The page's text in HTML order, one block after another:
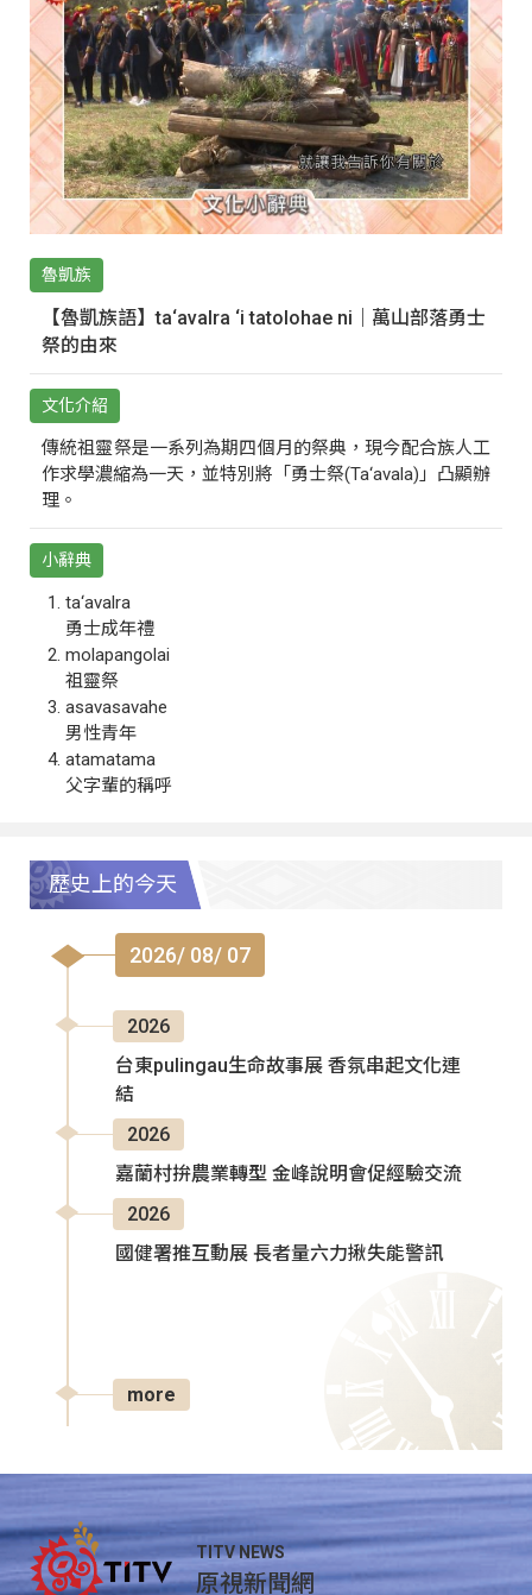
魯凱族
【魯凱族語】ta‘avalra ‘i tatolohae ni｜萬山部落勇士
祭的由來
文化介紹
傳統祖靈祭是一系列為期四個月的祭典，現今配合族人工
作求學濃縮為一天，並特別將「勇士祭(Ta‘avala)」凸顯辦
理。
小辭典
ta‘avalra
勇士成年禮
molapangolai
祖靈祭
asavasavahe
男性青年
atamatama
父字輩的稱呼
歷史上的今天
2026/ 08/ 07
2026
台東pulingau生命故事展 香氛串起文化連
結
2026
嘉蘭村拚農業轉型 金峰說明會促經驗交流
2026
國健署推互動展 長者量六力揪失能警訊
more
TITV NEWS
原視新聞網